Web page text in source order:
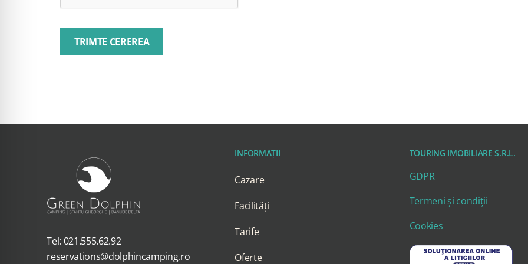
TRIMTE CEREREA
Tel: 021.555.62.92
reservations@dolphincamping.ro
INFORMAȚII
Cazare
Facilități
Tarife
Oferte
TOURING IMOBILIARE S.R.L.
GDPR
Termeni și condiții
Cookies